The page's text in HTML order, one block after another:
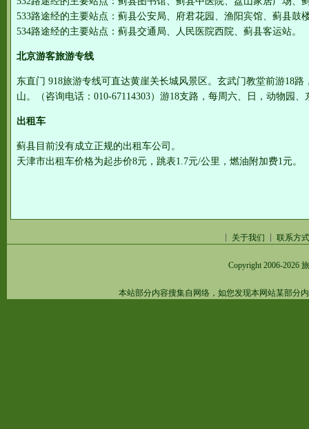
533路途经的主要站点：蓟县公安局、府君花园、渔阳宾馆、蓟县鼓
534路途经的主要站点：蓟县交通局、人民医院西院、蓟县客运站。
北京游客旅游专线
东直门 918旅游专线可直达黄崖关长城风景区。玄武门教堂前游18
山。（咨询电话：010-67114303）游18支路，每周六、日，动物园
出租车
蓟县目前没有成立正规的出租车公司。
天津市出租车价格为起步价8元，跳表1.7元/公里，燃油附加费1元。
关于我们 联系方式
Copyright 2006-2026
本站部分内容搜集自网络，如您发现本网站某部分